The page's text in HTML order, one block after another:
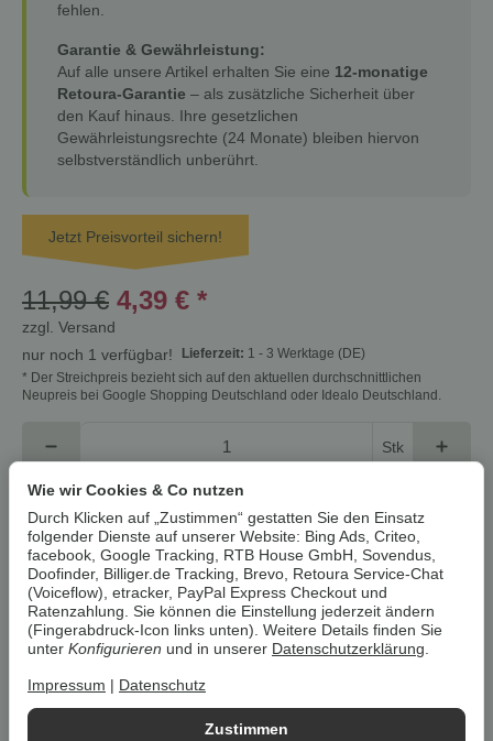
fehlen.
Garantie & Gewährleistung:
Auf alle unsere Artikel erhalten Sie eine 12-monatige
Retoura-Garantie – als zusätzliche Sicherheit über
den Kauf hinaus. Ihre gesetzlichen
Gewährleistungsrechte (24 Monate) bleiben hiervon
selbstverständlich unberührt.
Jetzt Preisvorteil sichern!
11,99 € 4,39 € *
zzgl. Versand
nur noch 1 verfügbar!
Lieferzeit: 1 - 3 Werktage (DE)
* Der Streichpreis bezieht sich auf den aktuellen durchschnittlichen
Neupreis bei Google Shopping Deutschland oder Idealo Deutschland.
Stk
Cookies erlauben
Artikelnummer: 4335753062811ZD
HAN: 100379201002
Zustimmen
Wie wir Cookies & Co nutzen
Durch Klicken auf „Zustimmen“ gestatten Sie den Einsatz
folgender Dienste auf unserer Website: Bing Ads, Criteo,
facebook, Google Tracking, RTB House GmbH, Sovendus,
Doofinder, Billiger.de Tracking, Brevo, Retoura Service-Chat
(Voiceflow), etracker, PayPal Express Checkout und
Ratenzahlung. Sie können die Einstellung jederzeit ändern
(Fingerabdruck-Icon links unten). Weitere Details finden Sie
unter Konfigurieren und in unserer Datenschutzerklärung.
Impressum Datenschutz